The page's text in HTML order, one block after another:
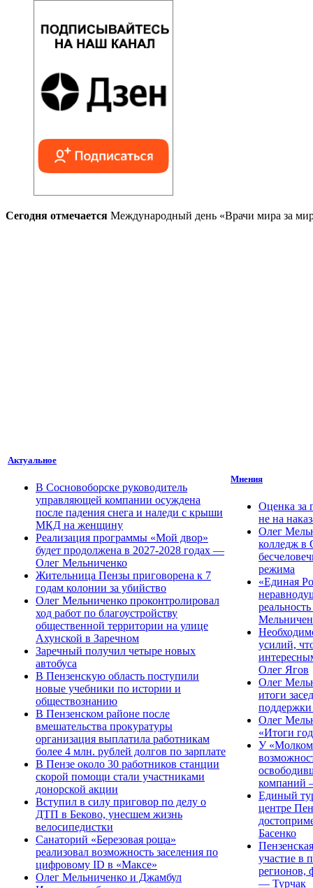
Сегодня отмечается Международный день «Врачи мира за
Актуальное
В Сосновоборске руководитель
управляющей компании осуждена
после падения снега и наледи с крыши
МКД на женщину
Реализация программы «Мой двор»
будет продолжена в 2027-2028 годах —
Олег Мельниченко
Жительница Пензы приговорена к 7
годам колонии за убийство
Олег Мельниченко проконтролировал
ход работ по благоустройству
общественной территории на улице
Ахунской в Заречном
Заречный получил четыре новых
автобуса
В Пензенскую область поступили
новые учебники по истории и
обществознанию
В Пензенском районе после
вмешательства прокуратуры
организация выплатила работникам
более 4 млн. рублей долгов по зарплате
В Пензе около 30 работников станции
скорой помощи стали участниками
донорской акции
Вступил в силу приговор по делу о
ДТП в Беково, унесшем жизнь
велосипедистки
Санаторий «Березовая роща»
реализовал возможность заселения по
цифровому ID в «Максе»
Олег Мельниченко и Джамбул
Мнения
Оценка за
не на
Олег
колледж в
режима
«Единая
усилий,
Олег Ягов
Олег
итоги
Олег
«Итоги
У
компаний
Единый
центре
Басенко
участие в
регионов,
— Турчак